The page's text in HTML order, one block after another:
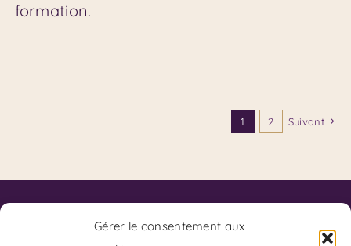
Gérer le consentement aux
formation.
1 2 Suivant
Code de Déontologie du Coaching